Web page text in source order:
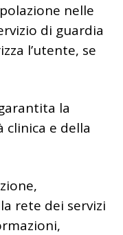
nelle
di guardia
l’utente, se
la
clinica e della
rete dei servizi